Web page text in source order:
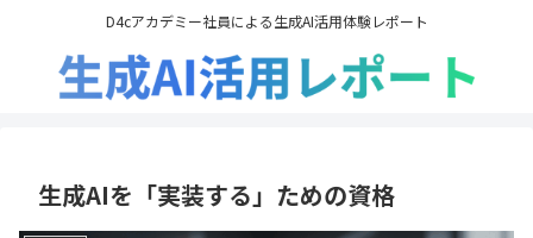
D4cアカデミー社員による生成AI活用体験レポート
生成AIを「実装する」ための資格